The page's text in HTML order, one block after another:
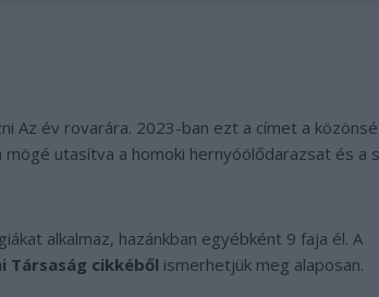
Az év rovarára. 2023-ban ezt a címet a
mögé utasítva a homoki hernyóölődarazsat és a
alkalmaz, hazánkban egyébként 9 faja él. A
Társaság cikkéből ismerhetjük meg alaposan.